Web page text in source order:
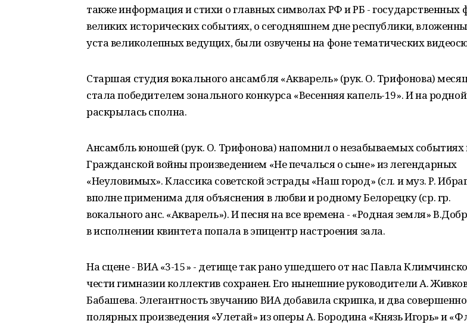
также информация и стихи о главных символах РФ и РБ - государственных
великих исторических событиях, о сегодняшнем дне республики,
уста великолепных ведущих, были озвучены на фоне тематических
Старшая студия вокального ансамбля «Акварель» (рук. О. Трифонова)
стала победителем зонального конкурса «Весенняя капель-19». И на
раскрылась сполна.
Ансамбль юношей (рук. О. Трифонова) напомнил о незабываемых событиях
Гражданской войны произведением «Не печалься о сыне» из легендарных
«Неуловимых». Классика советской эстрады «Наш город» (сл. и муз. Р.
вполне применима для объяснения в любви и родному Белорецку (ср. гр.
вокального анс. «Акварель»). И песня на все времена - «Родная земля»
в исполнении квинтета попала в эпицентр настроения зала.
На сцене - ВИА «3-15» - детище так рано ушедшего от нас Павла
чести гимназии коллектив сохранен. Его нынешние руководители А.
Бабашева. Элегантность звучанию ВИА добавила скрипка, и два совершенно
полярных произведения «Улетай» из оперы А. Бородина «Князь Игорь» и